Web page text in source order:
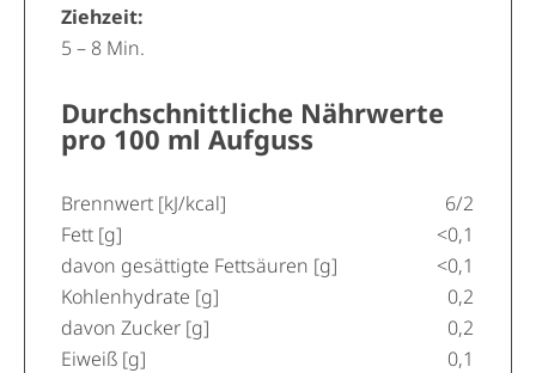
Ziehzeit:
5 – 8 Min.
Durchschnittliche Nährwerte
pro 100 ml Aufguss
Brennwert [kJ/kcal]
6/2
Fett [g]
<0,1
davon gesättigte Fettsäuren [g]
<0,1
Kohlenhydrate [g]
0,2
davon Zucker [g]
0,2
Eiweiß [g]
0,1